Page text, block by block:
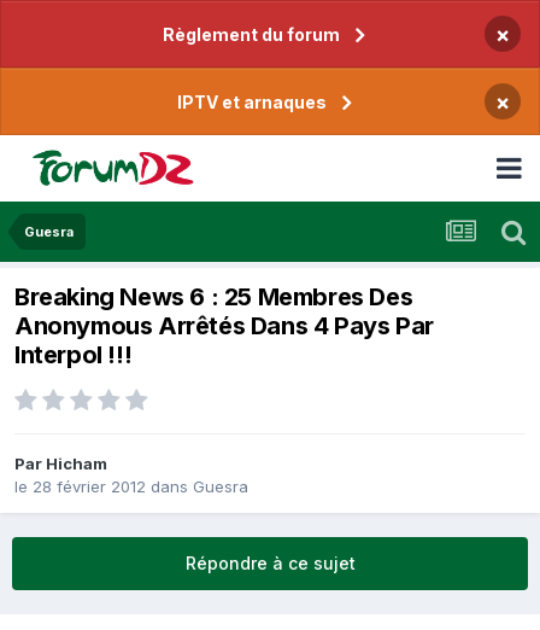
Règlement du forum ×
IPTV et arnaques ×
Guesra
Breaking News 6 : 25 Membres Des
Anonymous Arrêtés Dans 4 Pays Par
Interpol !!!
Par Hicham
le 28 février 2012 dans Guesra
Répondre à ce sujet